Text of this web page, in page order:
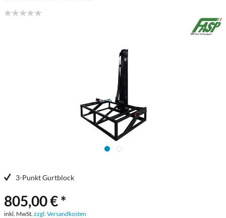
3-Punkt Gurtblock
805,00 € *
inkl. MwSt. zzgl. Versandkosten